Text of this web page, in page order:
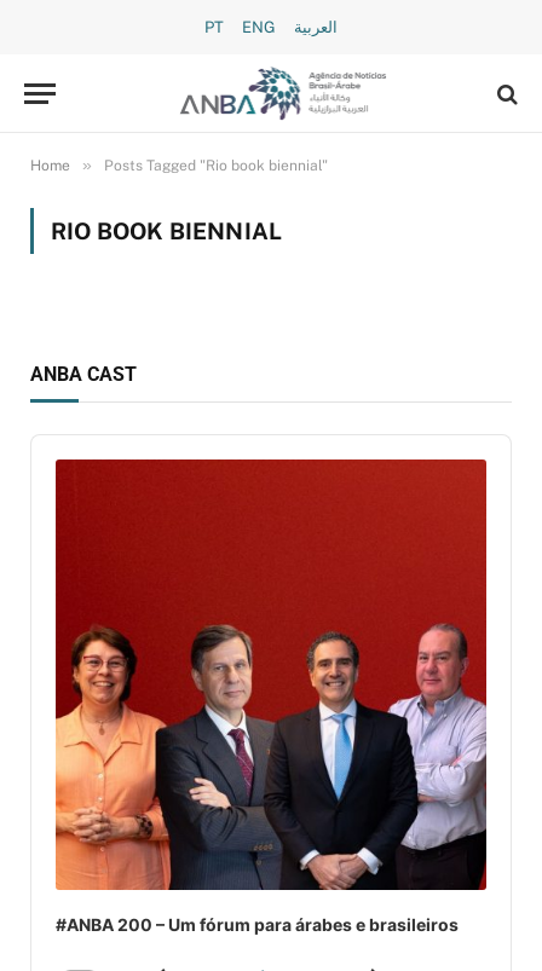
PT ENG العربية
Home » Posts Tagged "Rio book biennial"
RIO BOOK BIENNIAL
ANBA CAST
Audio
Player
#ANBA 200 – Um fórum para árabes e brasileiros